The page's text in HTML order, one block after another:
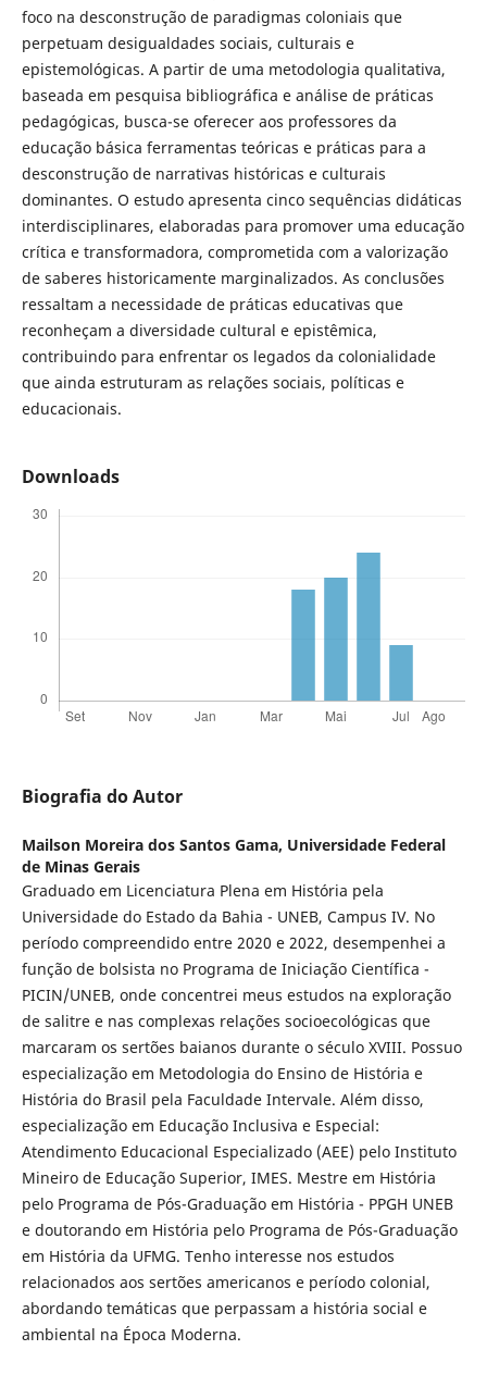
foco na desconstrução de paradigmas coloniais que
perpetuam desigualdades sociais, culturais e
epistemológicas. A partir de uma metodologia qualitativa,
baseada em pesquisa bibliográfica e análise de práticas
pedagógicas, busca-se oferecer aos professores da
educação básica ferramentas teóricas e práticas para a
desconstrução de narrativas históricas e culturais
dominantes. O estudo apresenta cinco sequências didáticas
interdisciplinares, elaboradas para promover uma educação
crítica e transformadora, comprometida com a valorização
de saberes historicamente marginalizados. As conclusões
ressaltam a necessidade de práticas educativas que
reconheçam a diversidade cultural e epistêmica,
contribuindo para enfrentar os legados da colonialidade
que ainda estruturam as relações sociais, políticas e
educacionais.
Downloads
Biografia do Autor
Mailson Moreira dos Santos Gama, Universidade Federal
de Minas Gerais
Graduado em Licenciatura Plena em História pela
Universidade do Estado da Bahia - UNEB, Campus IV. No
período compreendido entre 2020 e 2022, desempenhei a
função de bolsista no Programa de Iniciação Científica -
PICIN/UNEB, onde concentrei meus estudos na exploração
de salitre e nas complexas relações socioecológicas que
marcaram os sertões baianos durante o século XVIII. Possuo
especialização em Metodologia do Ensino de História e
História do Brasil pela Faculdade Intervale. Além disso,
especialização em Educação Inclusiva e Especial:
Atendimento Educacional Especializado (AEE) pelo Instituto
Mineiro de Educação Superior, IMES. Mestre em História
pelo Programa de Pós-Graduação em História - PPGH UNEB
e doutorando em História pelo Programa de Pós-Graduação
em História da UFMG. Tenho interesse nos estudos
relacionados aos sertões americanos e período colonial,
abordando temáticas que perpassam a história social e
ambiental na Época Moderna.